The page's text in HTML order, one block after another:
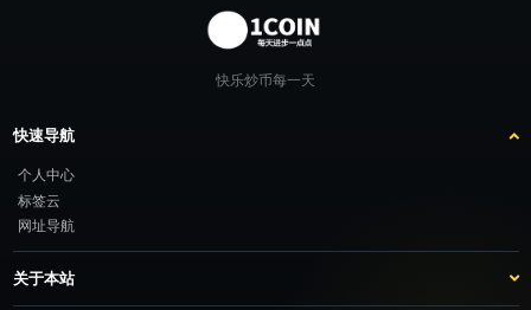
快乐炒币每一天
快速导航
个人中心
标签云
网址导航
关于本站
站点介绍